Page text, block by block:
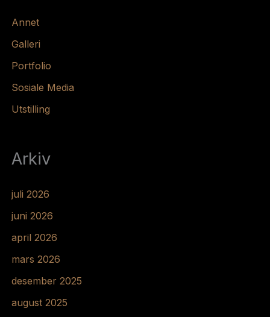
Annet
Galleri
Portfolio
Sosiale Media
Utstilling
Arkiv
juli 2026
juni 2026
april 2026
mars 2026
desember 2025
august 2025